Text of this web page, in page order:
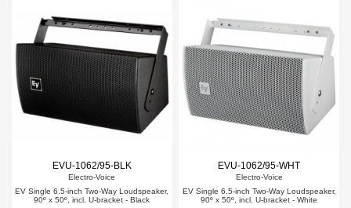
EVU-1062/95-BLK
Electro-Voice
EV Single 6.5-inch Two-Way Loudspeaker,
90º x 50º, incl. U-bracket - Black
EVU-1062/95-WHT
Electro-Voice
EV Single 6.5-inch Two-Way Loudspeaker,
90º x 50º, incl. U-bracket - White